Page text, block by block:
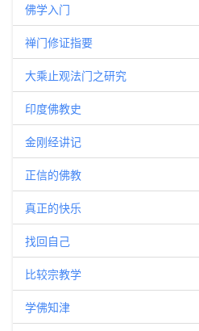
佛学入门
禅门修证指要
大乘止观法门之研究
印度佛教史
金刚经讲记
正信的佛教
真正的快乐
找回自己
比较宗教学
学佛知津